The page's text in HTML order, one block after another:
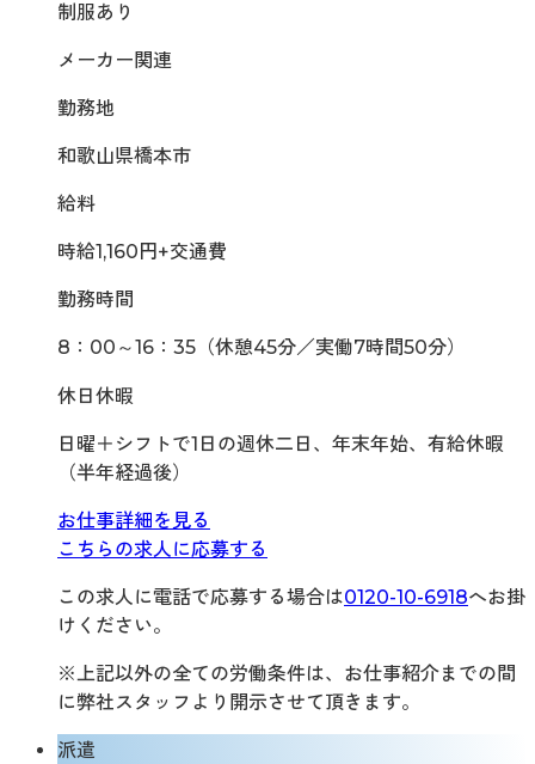
制服あり
メーカー関連
勤務地
和歌山県橋本市
給料
時給1,160円+交通費
勤務時間
8：00～16：35（休憩45分／実働7時間50分）
休日休暇
日曜＋シフトで1日の週休二日、年末年始、有給休暇
（半年経過後）
お仕事詳細を見る
こちらの求人に応募する
この求人に電話で応募する場合は0120-10-6918へお掛
けください。
※上記以外の全ての労働条件は、お仕事紹介までの間
に弊社スタッフより開示させて頂きます。
派遣